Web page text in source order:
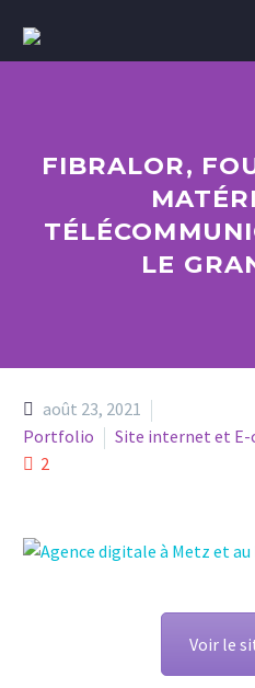
FIBRALOR,
LE
août 23, 2021
Portfolio
Site internet et E-
2
Voir le